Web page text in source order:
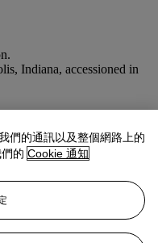
Indiana, accessioned in
們的通訊以及整個網路上的
的 Cookie 通知